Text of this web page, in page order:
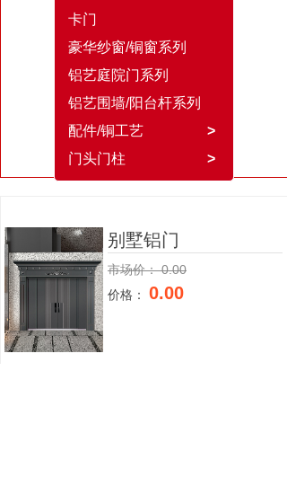
卡门
豪华纱窗/铜窗系列
铝艺庭院门系列
铝艺围墙/阳台杆系列
配件/铜工艺
>
门头门柱
>
别墅铝门
市场价： 0.00
价格： 0.00